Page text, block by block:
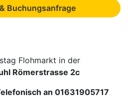
Buchungsanfrage
Flohmarkt in der
Römerstrasse 2c
an 01631905717